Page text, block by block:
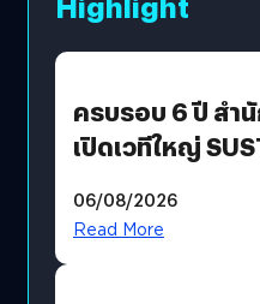
ครบรอบ 6 ปี สำ
เปิดเวทีใหญ่
แนวทางปรับตัวสู่
06/08/2026
Read More